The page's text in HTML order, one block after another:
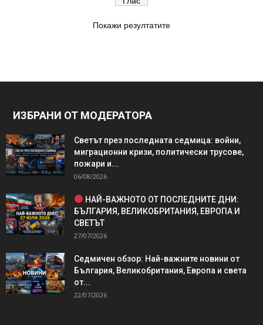
Покажи резултатите
ИЗБРАНИ ОТ МОДЕРАТОРА
Светът през последната седмица: войни,
миграционни кризи, политически трусове,
пожари и...
06/08/2026
НАЙ-ВАЖНОТО ОТ ПОСЛЕДНИТЕ ДНИ:
БЪЛГАРИЯ, ВЕЛИКОБРИТАНИЯ, ЕВРОПА И
СВЕТЪТ
27/07/2026
Седмичен обзор: Най-важните новини от
България, Великобритания, Европа и света
от...
22/07/2026